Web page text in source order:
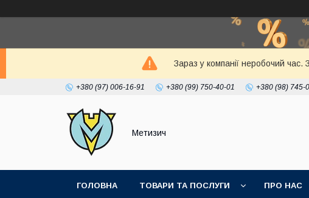
Зараз у компанії неробочий
+380 (97) 006-16-91 +380 (99) 750-40-01 +380 (98) 745-
Метизич
ГОЛОВНА ТОВАРИ ТА ПОСЛУГИ ПРО НАС